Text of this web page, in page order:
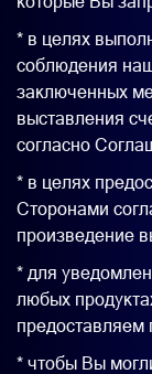
* в целях
соблюдения
заключенных
выставления
согласно
* в целях
Сторонами
произведение
* для
любых
предоставляем
* чтобы Вы